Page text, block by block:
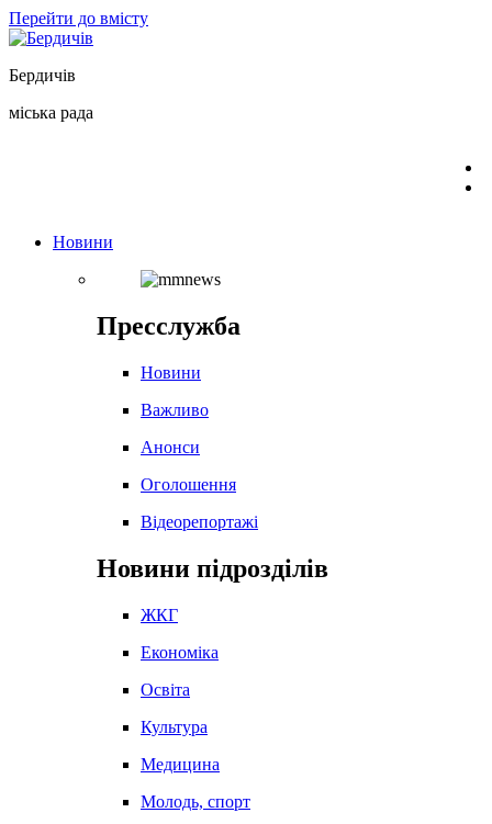
Перейти до вмісту
Бердичів
міська рада
Новини
Пресслужба
Новини
Важливо
Анонси
Оголошення
Відеорепортажі
Новини підрозділів
ЖКГ
Економіка
Освіта
Культура
Медицина
Молодь, спорт